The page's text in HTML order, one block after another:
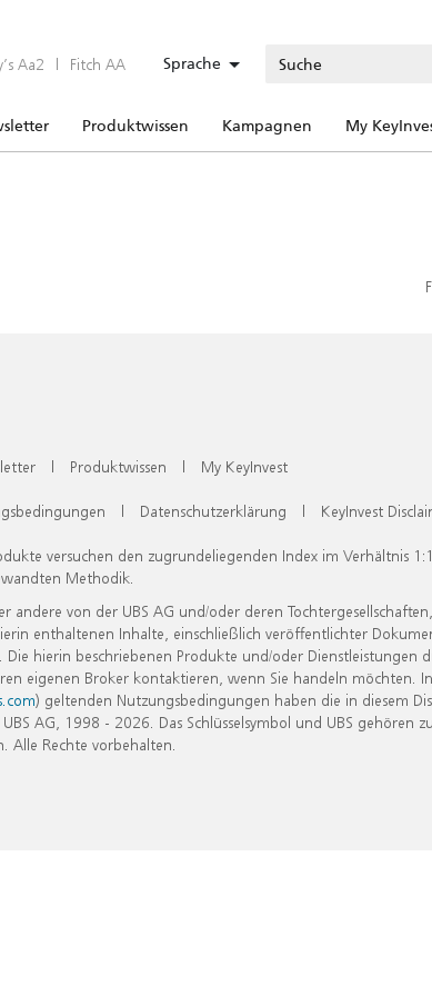
Aa2 | Fitch AA Sprache
Produktwissen Kampagnen My
| Produktwissen | My KeyInvest
| Datenschutzerklärung | KeyInvest
versuchen den zugrundeliegenden Index im Verhältnis
Methodik.
von der UBS AG und/oder deren
enthaltenen Inhalte, einschließlich veröffentlichter
hierin beschriebenen Produkte und/oder Dienstleistungen
eigenen Broker kontaktieren, wenn Sie handeln möchten.
) geltenden Nutzungsbedingungen haben die in diesem
AG, 1998 - 2026. Das Schlüsselsymbol und UBS gehören
Alle Rechte vorbehalten.